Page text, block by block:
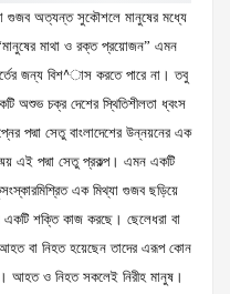
গুজব অত্যন্ত সুকৌশলে মানুষের মধ্যে
মাথা ও রক্ত প্রয়োজন” এমন
জন্য বিশ^াস করতে পারে না। তবু
অশুভ চক্র দেশের স্থিতিশীলতা ধ্বংস
পদ্মা সেতু বাংলাদেশের উন্নয়নের এক
এই পদ্মা সেতু প্রকল্প। এমন একটি
এক মিথ্যা গুজব ছড়িয়ে
শক্তি কাজ করছে। ছেলেধরা বা
বা নিহত হয়েছেন তাদের এরূপ কোন
আহত ও নিহত সকলেই নিরীহ মানুষ।